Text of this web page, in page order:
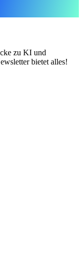
zu KI und
bietet alles!